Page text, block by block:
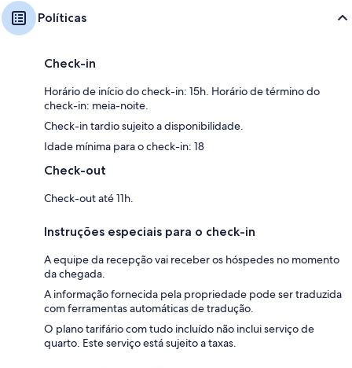
Políticas
Check-in
Horário de início do check-in: 15h. Horário de término do
check-in: meia-noite.
Check-in tardio sujeito a disponibilidade.
Idade mínima para o check-in: 18
Check-out
Check-out até 11h.
Instruções especiais para o check-in
A equipe da recepção vai receber os hóspedes no momento
da chegada.
A informação fornecida pela propriedade pode ser traduzida
com ferramentas automáticas de tradução.
O plano tarifário com tudo incluído não inclui serviço de
quarto. Este serviço está sujeito a taxas.